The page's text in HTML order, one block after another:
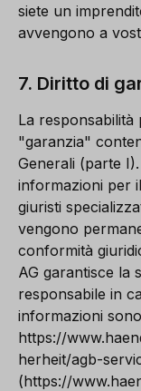
siete un
avvengono a
7. Diritto di
La responsabilità
"garanzia"
Generali (parte
informazioni per
giuristi
vengono
conformità
AG garantisce la
responsabile in
informazioni
https://
herheit/agb-
(https://